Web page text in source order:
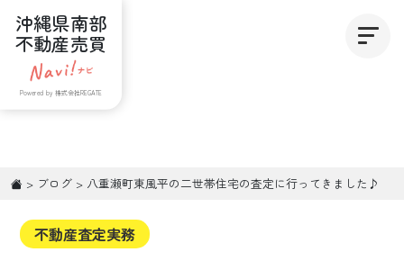
沖縄県南部
不動産売買
Powered by 株式会社REGATE
> ブログ > 八重瀬町東風平の二世帯住宅の査定に行ってきました♪
不動産査定実務